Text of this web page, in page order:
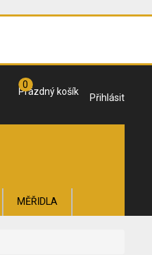
Přihlásit
Prázdný košík
0
MĚŘIDLA